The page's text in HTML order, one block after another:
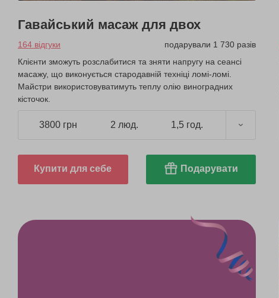
Гавайський масаж для двох
164 відгуки
подарували 1 730 разів
Клієнти зможуть розслабитися та зняти напругу на сеансі
масажу, що виконується стародавній техніці ломі-ломі.
Майстри використовуватимуть теплу олію виноградних
кісточок.
3800 грн 2 люд. 1,5 год.
Купити для себе Подарувати